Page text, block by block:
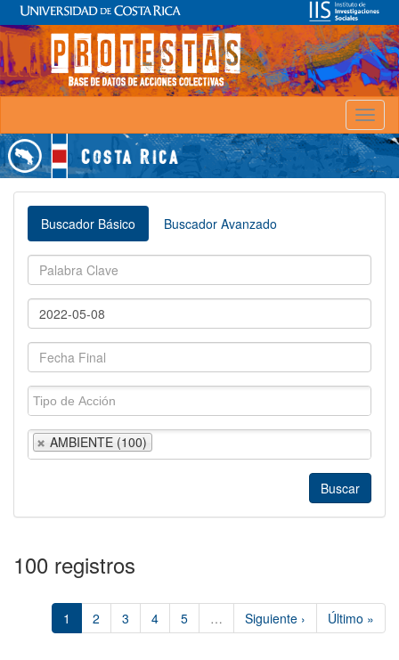
Buscador Básico Buscador Avanzado
AMBIENTE (100)
100 registros
1 2 3 4 5 … Siguiente › Último »